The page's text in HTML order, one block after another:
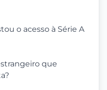
o acesso à Série A
que